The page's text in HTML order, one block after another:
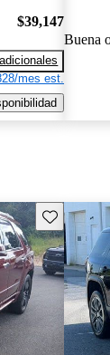
$39,147
mes est.
Buena
Guarda este